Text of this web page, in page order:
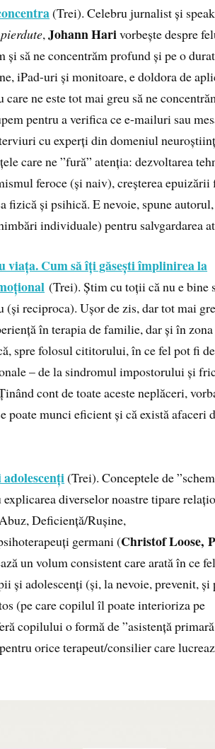
(Trei). Celebru jurnalist și
,Johann Harivorbește despre
și să ne concentrăm profund și pe o
iPad-uri și monitoare, e doldora de
ne este tot mai greu să ne
pentru a verifica ce e-mailuri sau
cu experți din domeniul
care ne ”fură” atenția: dezvoltarea
feroce (și naiv), creșterea epuizării
și psihică. E nevoie, spune
individuale) pentru salvgardarea
viața. Cum să îți găsești împlinirea la
(Trei). Știm cu toții că nu e bine
(și reciproca). Ușor de zis, dar tot mai
în terapia de familie, dar și în
spre folosul cititorului, în ce fel pot fi
– de la sindromul impostorului și
cont de toate aceste neplăceri,
poate munci eficient și că există afaceri
(Trei). Conceptele de
diverselor noastre tipare
Deficiență/Rușine,
germani (Christof Loose,
un volum consistent care arată în ce
și adolescenți (și, la nevoie, prevenit, și
(pe care copilul îl poate interioriza pe
copilului o formă de ”asistență
orice terapeut/consilier care